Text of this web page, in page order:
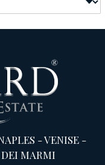
-VENISE -
MARMI